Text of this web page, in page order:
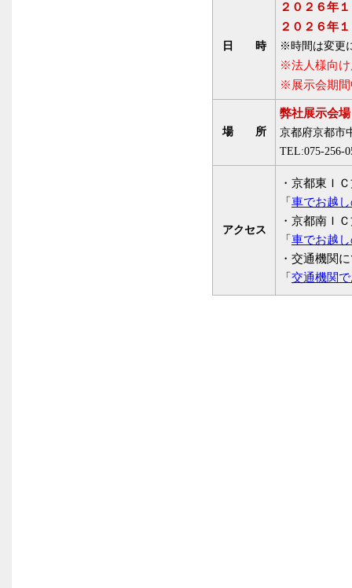
日 時
２０２６年
２０２６年
※時間は変更
※法人様向け
※展示会期間
場 所
弊社展示会場
京都府京都市
TEL:075-256-
アクセス
・京都東Ｉ
「 車でお越
・京都南Ｉ
「 車でお越
・交通機関
「 交通機関